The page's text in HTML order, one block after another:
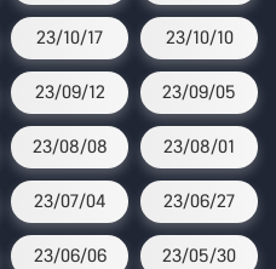
23/10/17 23/10/10
23/09/12 23/09/05
23/08/08 23/08/01
23/07/04 23/06/27
23/06/06 23/05/30